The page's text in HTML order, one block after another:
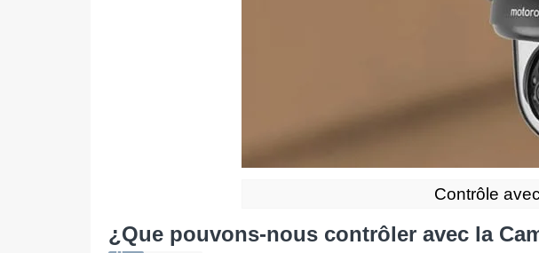
Contrôle
¿Que pouvons-nous contrôler avec la